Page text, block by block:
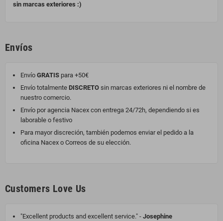
sin marcas exteriores :)
Envíos
Envío GRATIS para +50€
Envío totalmente DISCRETO sin marcas exteriores ni el nombre de
nuestro comercio.
Envío por agencia Nacex con entrega 24/72h, dependiendo si es
laborable o festivo
Para mayor discreción, también podemos enviar el pedido a la
oficina Nacex o Correos de su elección.
Customers Love Us
"Excellent products and excellent service." - Josephine